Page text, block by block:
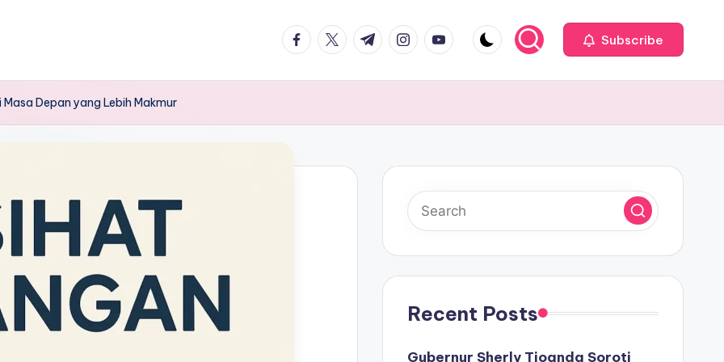
facebook.com
twitter.com
t.me instagram.com
youtube.com Subscribe
Depan yang Lebih Makmur
Recent Posts
Gubernur Sherly Tjoanda Soroti